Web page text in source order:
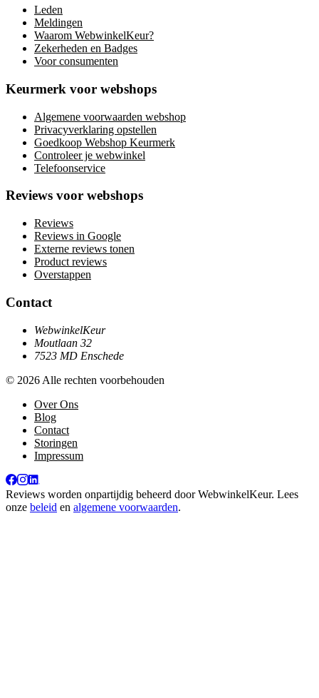
Leden
Meldingen
Waarom WebwinkelKeur?
Zekerheden en Badges
Voor consumenten
Keurmerk voor webshops
Algemene voorwaarden webshop
Privacyverklaring opstellen
Goedkoop Webshop Keurmerk
Controleer je webwinkel
Telefoonservice
Reviews voor webshops
Reviews
Reviews in Google
Externe reviews tonen
Product reviews
Overstappen
Contact
WebwinkelKeur
Moutlaan 32
7523 MD Enschede
© 2026 Alle rechten voorbehouden
Over Ons
Blog
Contact
Storingen
Impressum
Reviews worden onpartijdig beheerd doorWebwinkelKeur. Lees
onze beleid en algemene voorwaarden.